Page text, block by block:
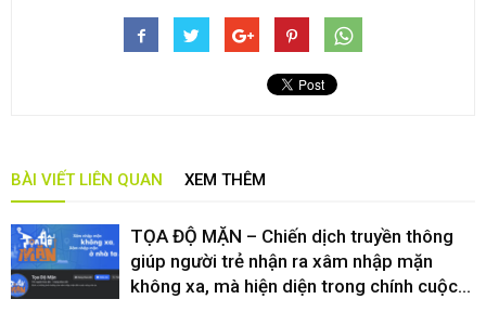
BÀI VIẾT LIÊN QUAN XEM THÊM
TỌA ĐỘ MẶN – Chiến dịch truyền thông
giúp người trẻ nhận ra xâm nhập mặn
không xa, mà hiện diện trong chính cuộc...